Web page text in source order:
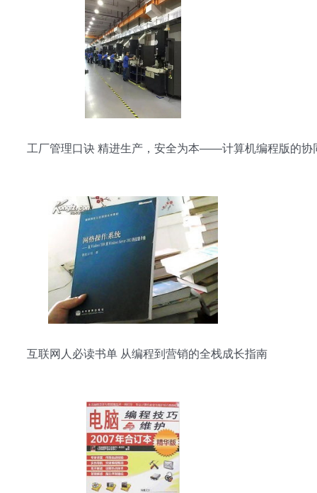
工厂管理口诀 精进生产，安全为本——计算机编程版的协
互联网人必读书单 从编程到营销的全栈成长指南